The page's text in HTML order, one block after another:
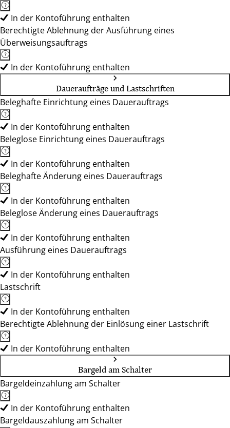
In der Kontoführung enthalten
Berechtigte Ablehnung der Ausführung eines
Überweisungsauftrags
In der Kontoführung enthalten
Daueraufträge und Lastschriften
Beleghafte Einrichtung eines Dauerauftrags
In der Kontoführung enthalten
Beleglose Einrichtung eines Dauerauftrags
In der Kontoführung enthalten
Beleghafte Änderung eines Dauerauftrags
In der Kontoführung enthalten
Beleglose Änderung eines Dauerauftrags
In der Kontoführung enthalten
Ausführung eines Dauerauftrags
In der Kontoführung enthalten
Lastschrift
In der Kontoführung enthalten
Berechtigte Ablehnung der Einlösung einer Lastschrift
In der Kontoführung enthalten
Bargeld am Schalter
Bargeldeinzahlung am Schalter
In der Kontoführung enthalten
Bargeldauszahlung am Schalter